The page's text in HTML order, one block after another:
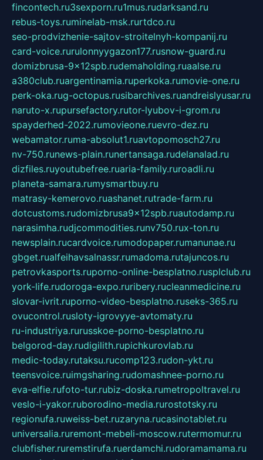
fincontech.ru3sexporn.ru1mus.rudarksand.ru
rebus-toys.ruminelab-msk.rurtdco.ru
seo-prodvizhenie-sajtov-stroitelnyh-kompanij.ru
card-voice.rurulonnyygazon177.rusnow-guard.ru
domizbrusa-9x12spb.rudemaholding.ruaalse.ru
a380club.ruargentinamia.ruperkoka.rumovie-one.ru
perk-oka.rug-octopus.rusibarchives.ruandreislyusar.ru
naruto-x.rupursefactory.rutor-lyubov-i-grom.ru
spayderhed-2022.rumovieone.ruevro-dez.ru
webamator.ruma-absolut1.ruavtopomosch27.ru
nv-750.runews-plain.runertansaga.rudelanalad.ru
dizfiles.ruyoutubefree.ruaria-family.ruroadli.ru
planeta-samara.rumysmartbuy.ru
matrasy-kemerovo.ruashanet.rutrade-farm.ru
dotcustoms.rudomizbrusa9x12spb.ruautodamp.ru
narasimha.rudjcommodities.runv750.rux-ton.ru
newsplain.rucardvoice.rumodopaper.rumanunae.ru
gbget.rualfeihavsalnassr.rumadoma.rutajuncos.ru
petrovkasports.ruporno-online-besplatno.rusplclub.ru
york-life.rudoroga-expo.ruribery.rucleanmedicine.ru
slovar-ivrit.ruporno-video-besplatno.ruseks-365.ru
ovucontrol.rusloty-igrovyye-avtomaty.ru
ru-industriya.rurusskoe-porno-besplatno.ru
belgorod-day.rudigilith.rupichkurovlab.ru
medic-today.rutaksu.rucomp123.rudon-ykt.ru
teensvoice.ruimgsharing.rudomashnee-porno.ru
eva-elfie.rufoto-tur.rubiz-doska.rumetropoltravel.ru
veslo-i-yakor.ruborodino-media.rurostotsky.ru
regionufa.ruweiss-bet.ruzaryna.rucasinotablet.ru
universalia.ruremont-mebeli-moscow.rutermomur.ru
clubfisher.ruremstirufa.ruerdamchi.rudoramamama.ru